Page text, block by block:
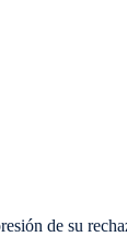
de su